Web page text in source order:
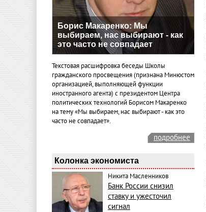
Борис Макаренко: Мы
выбираем, нас выбирают - как
это часто не совпадает
Текстовая расшифровка беседы Школы
гражданского просвещения (признана Минюстом
организацией, выполняющей функции
иностранного агента) с президентом Центра
политических технологий Борисом Макаренко
на тему «Мы выбираем, нас выбирают - как это
часто не совпадает».
подробнее
Колонка экономиста
Никита Масленников
Банк России снизил
ставку и ужесточил
сигнал